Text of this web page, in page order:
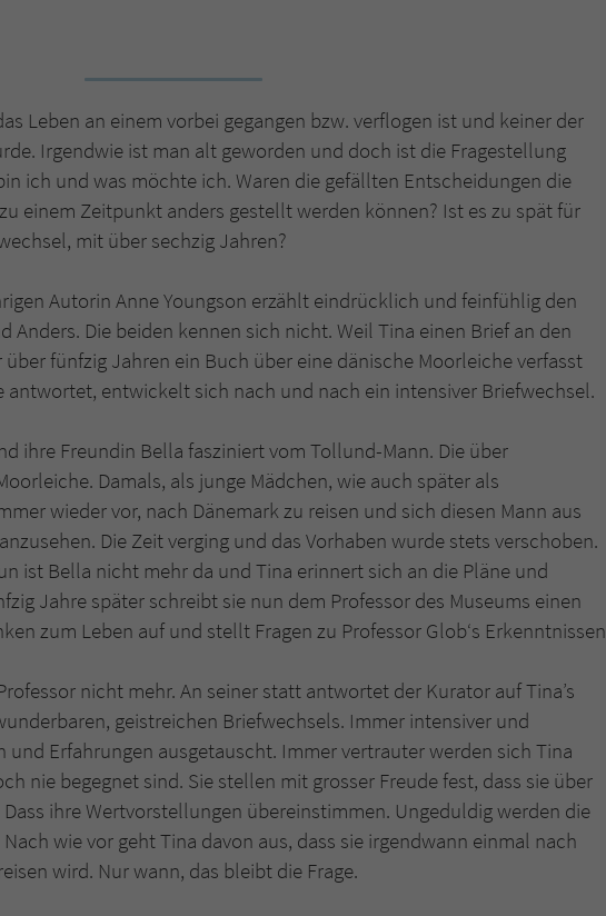
Leben an einem vorbei gegangen bzw. verflogen ist und keiner der
Irgendwie ist man alt geworden und doch ist die Fragestellung
ich und was möchte ich. Waren die gefällten Entscheidungen die
einem Zeitpunkt anders gestellt werden können? Ist es zu spät für
mit über sechzig Jahren?
Autorin Anne Youngson erzählt eindrücklich und feinfühlig den
Anders. Die beiden kennen sich nicht. Weil Tina einen Brief an den
fünfzig Jahren ein Buch über eine dänische Moorleiche verfasst
antwortet, entwickelt sich nach und nach ein intensiver Briefwechsel.
ihre Freundin Bella fasziniert vom Tollund-Mann. Die über
Damals, als junge Mädchen, wie auch später als
wieder vor, nach Dänemark zu reisen und sich diesen Mann aus
Die Zeit verging und das Vorhaben wurde stets verschoben.
ist Bella nicht mehr da und Tina erinnert sich an die Pläne und
Jahre später schreibt sie nun dem Professor des Museums einen
zum Leben auf und stellt Fragen zu Professor Glob‘s Erkenntnissen
nicht mehr. An seiner statt antwortet der Kurator auf Tina’s
geistreichen Briefwechsels. Immer intensiver und
und Erfahrungen ausgetauscht. Immer vertrauter werden sich Tina
nie begegnet sind. Sie stellen mit grosser Freude fest, dass sie über
ihre Wertvorstellungen übereinstimmen. Ungeduldig werden die
wie vor geht Tina davon aus, dass sie irgendwann einmal nach
wird. Nur wann, das bleibt die Frage.
Laufzeit 1 Jahr
Zweck Cookie für Kommentare einzelner Buchtitel
Anbieter Literatur-Couch Medien GmbH & Co. KG
Laufzeit Session
Webseite mit dem Benutzer. Es wird benötigt um z. B.
den Sicherheitscode des Kontaktformulars zu
überprüfen.